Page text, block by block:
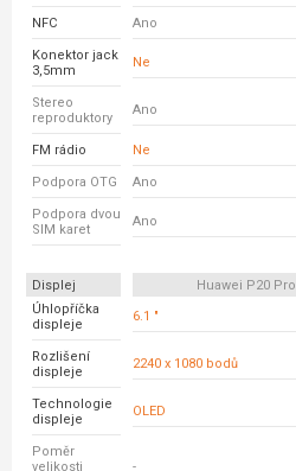
NFC Ano
Konektor jack
3,5mm
Ne
Stereo
reproduktory
Ano
FM rádio Ne
Podpora OTG Ano
Podpora dvou
SIM karet
Ano
Displej Huawei P20 Pro
Úhlopříčka
displeje
6.1 "
Rozlišení
displeje
2240 x 1080 bodů
Technologie
displeje
OLED
Poměr
velikosti
-